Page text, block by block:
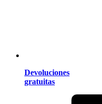
Devoluciones
gratuitas